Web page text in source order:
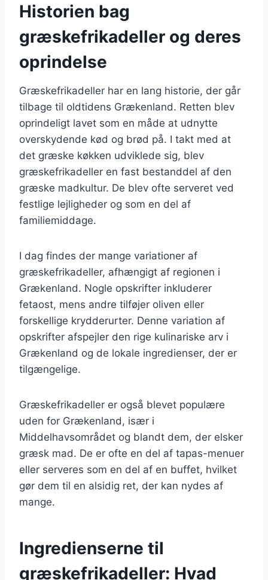
Historien bag
græskefrikadeller og deres
oprindelse
Græskefrikadeller har en lang historie, der går
tilbage til oldtidens Grækenland. Retten blev
oprindeligt lavet som en måde at udnytte
overskydende kød og brød på. I takt med at
det græske køkken udviklede sig, blev
græskefrikadeller en fast bestanddel af den
græske madkultur. De blev ofte serveret ved
festlige lejligheder og som en del af
familiemiddage.
I dag findes der mange variationer af
græskefrikadeller, afhængigt af regionen i
Grækenland. Nogle opskrifter inkluderer
fetaost, mens andre tilføjer oliven eller
forskellige krydderurter. Denne variation af
opskrifter afspejler den rige kulinariske arv i
Grækenland og de lokale ingredienser, der er
tilgængelige.
Græskefrikadeller er også blevet populære
uden for Grækenland, især i
Middelhavsområdet og blandt dem, der elsker
græsk mad. De er ofte en del af tapas-menuer
eller serveres som en del af en buffet, hvilket
gør dem til en alsidig ret, der kan nydes af
mange.
Ingredienserne til
græskefrikadeller: Hvad